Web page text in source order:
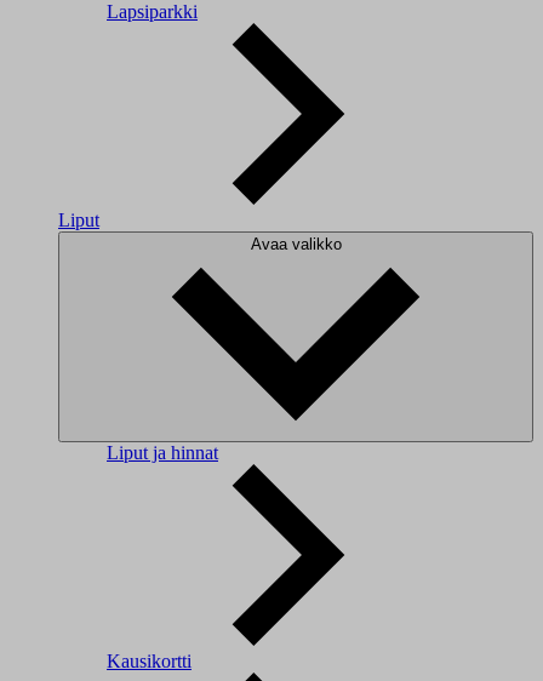
Lapsiparkki
Liput
Avaa valikko
Liput ja hinnat
Kausikortti